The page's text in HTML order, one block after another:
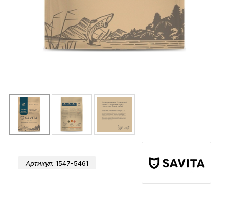
Артикул: 1547-5461